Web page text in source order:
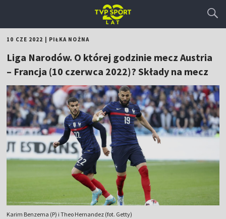
10 CZE 2022 PIŁKA NOŻNA
Liga Narodów. O której godzinie mecz Austria
– Francja (10 czerwca 2022)? Składy na mecz
Karim Benzema (P) i Theo Hernandez (fot. Getty)